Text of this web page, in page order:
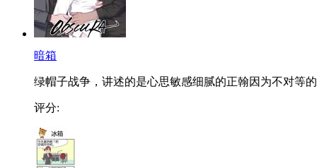
暗箱
绿帽子战争，讲述的是心思敏感细腻的正翰因为不对等
评分: